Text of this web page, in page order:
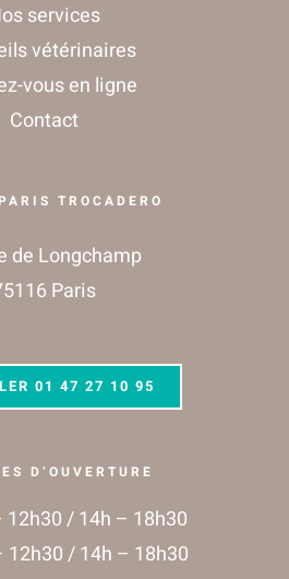
services
vétérinaires
vous en ligne
Contact
TROCADERO
de Longchamp
Paris
01 47 27 10 95
D’OUVERTURE
12h30 / 14h – 18h30
12h30 / 14h – 18h30